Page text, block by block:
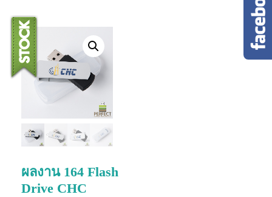
ผลงาน 164 Flash
Drive CHC